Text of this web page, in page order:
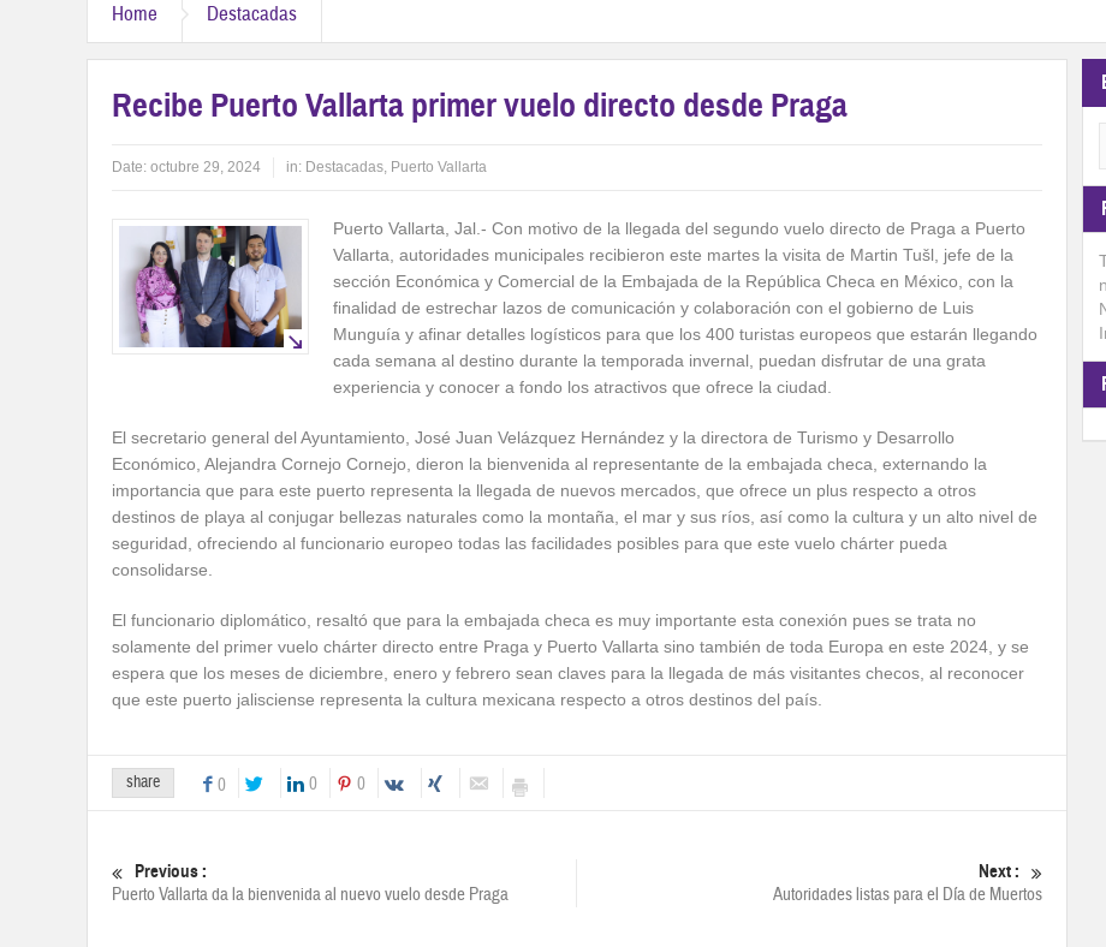
Home Destacadas
Recibe Puerto Vallarta primer vuelo directo desde Praga
Date: octubre 29, 2024 in: Destacadas, Puerto Vallarta
Puerto Vallarta, Jal.- Con motivo de la llegada del segundo vuelo directo de Praga a Puerto
Vallarta, autoridades municipales recibieron este martes la visita de Martin Tušl, jefe de la
sección Económica y Comercial de la Embajada de la República Checa en México, con la
finalidad de estrechar lazos de comunicación y colaboración con el gobierno de Luis
Munguía y afinar detalles logísticos para que los 400 turistas europeos que estarán llegando
cada semana al destino durante la temporada invernal, puedan disfrutar de una grata
experiencia y conocer a fondo los atractivos que ofrece la ciudad.
El secretario general del Ayuntamiento, José Juan Velázquez Hernández y la directora de Turismo y Desarrollo
Económico, Alejandra Cornejo Cornejo, dieron la bienvenida al representante de la embajada checa, externando la
importancia que para este puerto representa la llegada de nuevos mercados, que ofrece un plus respecto a otros
destinos de playa al conjugar bellezas naturales como la montaña, el mar y sus ríos, así como la cultura y un alto nivel de
seguridad, ofreciendo al funcionario europeo todas las facilidades posibles para que este vuelo chárter pueda
consolidarse.
El funcionario diplomático, resaltó que para la embajada checa es muy importante esta conexión pues se trata no
solamente del primer vuelo chárter directo entre Praga y Puerto Vallarta sino también de toda Europa en este 2024, y se
espera que los meses de diciembre, enero y febrero sean claves para la llegada de más visitantes checos, al reconocer
que este puerto jalisciense representa la cultura mexicana respecto a otros destinos del país.
share 0 0 0
Previous :
Puerto Vallarta da la bienvenida al nuevo vuelo desde Praga
Next :
Autoridades listas para el Día de Muertos